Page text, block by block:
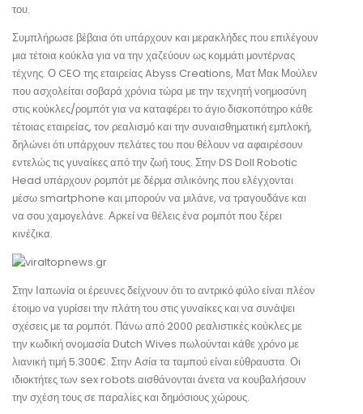
του.
Συμπλήρωσε βέβαια ότι υπάρχουν και μερακλήδες που επιλέγουν
μια τέτοια κούκλα για να την χαζεύουν ως κομμάτι μοντέρνας
τέχνης. Ο CEO της εταιρείας Abyss Creations, Ματ Μακ Μούλεν
που ασχολείται σοβαρά χρόνια τώρα με την τεχνητή νοημοσύνη
στις κούκλες/ρομπότ για να καταφέρει το άγιο δισκοπότηρο κάθε
τέτοιας εταιρείας, τον ρεαλισμό και την συναισθηματική εμπλοκή,
δηλώνει ότι υπάρχουν πελάτες του που θέλουν να αφαιρέσουν
εντελώς τις γυναίκες από την ζωή τους. Στην DS Doll Robotic
Head υπάρχουν ρομπότ με δέρμα σιλικόνης που ελέγχονται
μέσω smartphone και μπορούν να μιλάνε, να τραγουδάνε και
να σου χαμογελάνε. Αρκεί να θέλεις ένα ρομπότ που ξέρει
κινέζικα.
Στην Ιαπωνία οι έρευνες δείχνουν ότι το αντρικό φύλο είναι πλέον
έτοιμο να γυρίσει την πλάτη του στις γυναίκες και να συνάψει
σχέσεις με τα ρομπότ. Πάνω από 2000 ρεαλιστικές κούκλες με
την κωδική ονομασία Dutch Wives πωλούνται κάθε χρόνο με
λιανική τιμή 5.300€. Στην Ασία τα ταμπού είναι εύθραυστα. Οι
ιδιοκτήτες των sex robots αισθάνονται άνετα να κουβαλήσουν
την σχέση τους σε παραλίες και δημόσιους χώρους.